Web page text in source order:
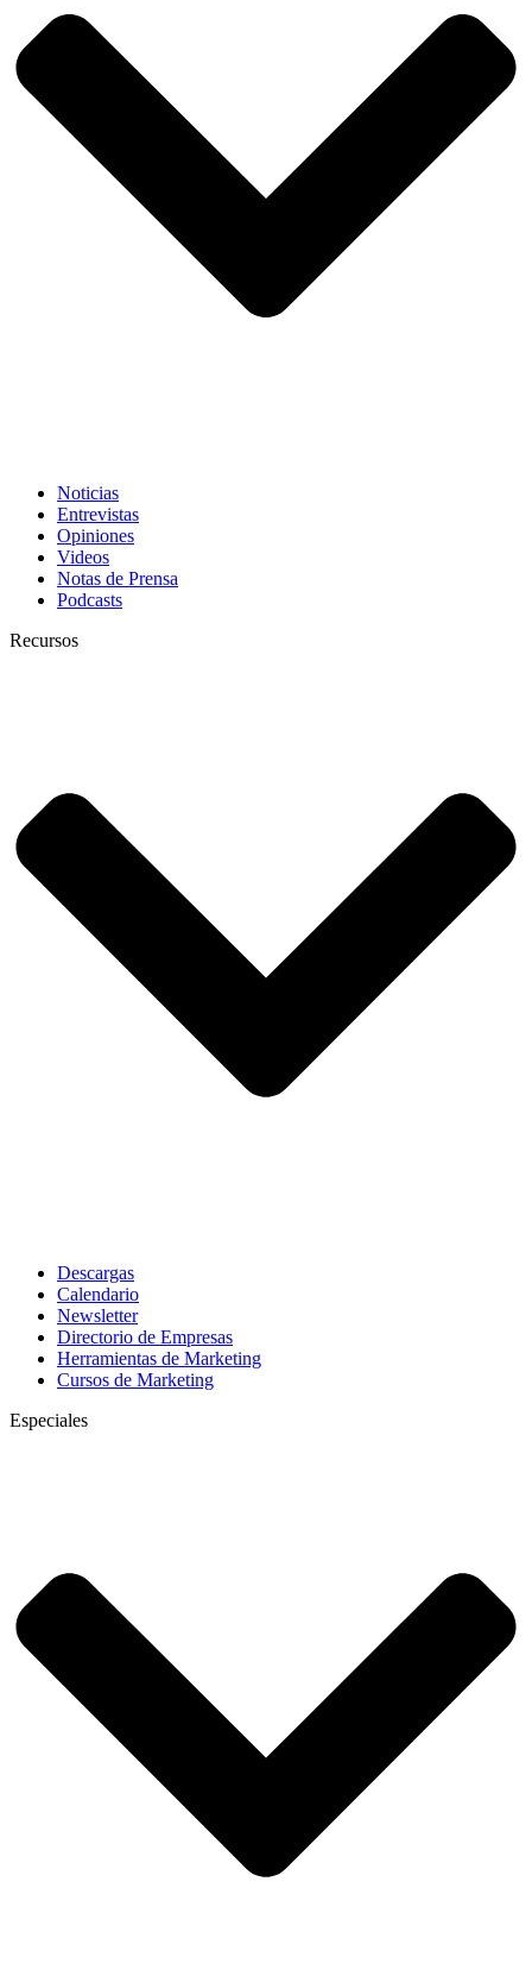
Noticias
Entrevistas
Opiniones
Videos
Notas de Prensa
Podcasts
Recursos
Descargas
Calendario
Newsletter
Directorio de Empresas
Herramientas de Marketing
Cursos de Marketing
Especiales